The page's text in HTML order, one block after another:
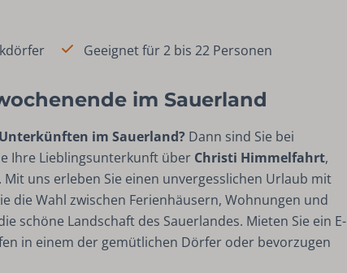
Geeignet für 2 bis 22 Personen
im Sauerland
im Sauerland? Dann sind Sie bei
Ihre Lieblingsunterkunft über Christi Himmelfahrt,
uns erleben Sie einen unvergesslichen Urlaub mit
die Wahl zwischen Ferienhäusern, Wohnungen und
schöne Landschaft des Sauerlandes. Mieten Sie ein E-
in einem der gemütlichen Dörfer oder bevorzugen